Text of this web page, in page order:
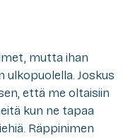
mutta ihan
ulkopuolella. Joskus
että me oltaisiin
kun ne tapaa
Räppinimen